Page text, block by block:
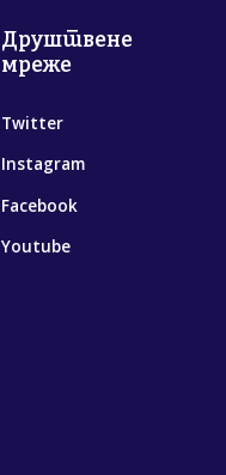
Друштвене
мреже
Twitter
Instagram
Facebook
Youtube